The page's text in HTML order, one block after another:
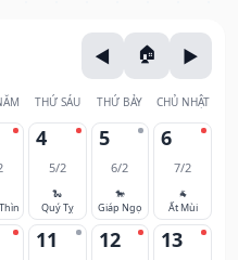
THỨ SÁU THỨ BẢY CHỦ NHẬT
4
5/2
🐍
Quý Tỵ
5
6/2
🐎
Giáp Ngọ
6
7/2
🐐
Ất Mùi
11 12 13